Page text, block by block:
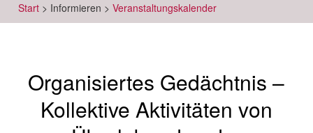
Start > Informieren > Veranstaltungskalender
Organisiertes Gedächtnis –
Kollektive Aktivitäten von